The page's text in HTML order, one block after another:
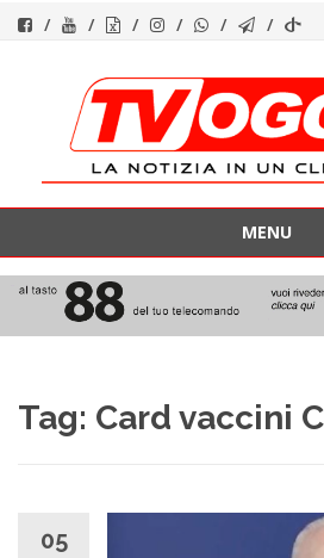
contenuto
MENU
contenuto
Tag: Card vaccini
05